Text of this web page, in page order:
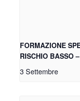
FORMAZIONE
RISCHIO BASSO
3 Settembre